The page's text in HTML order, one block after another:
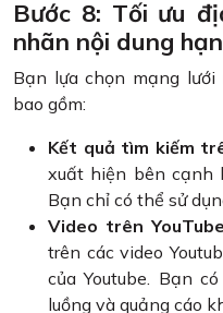
Bước 8: Tối ưu
nhãn nội dung
Bạn lựa chọn mạng
bao gồm:
Kết quả tìm kiếm
xuất hiện bên cạnh
Bạn chỉ có thể sử
Video trên
trên các video
của Youtube. Bạn
luồng và quảng cáo